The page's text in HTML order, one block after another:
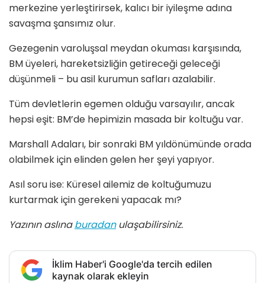
merkezine yerleştirirsek, kalıcı bir iyileşme adına
savaşma şansımız olur.
Gezegenin varoluşsal meydan okuması karşısında,
BM üyeleri, hareketsizliğin getireceği geleceği
düşünmeli – bu asil kurumun safları azalabilir.
Tüm devletlerin egemen olduğu varsayılır, ancak
hepsi eşit: BM’de hepimizin masada bir koltuğu var.
Marshall Adaları, bir sonraki BM yıldönümünde orada
olabilmek için elinden gelen her şeyi yapıyor.
Asıl soru ise: Küresel ailemiz de koltuğumuzu
kurtarmak için gerekeni yapacak mı?
Yazının aslınaburadanulaşabilirsiniz.
İklim Haber'i Google'da tercih edilen
kaynak olarak ekleyin